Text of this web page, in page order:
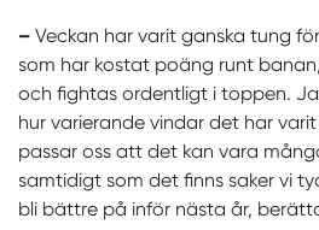
– Veckan har varit ganska tung
som har kostat poäng runt
och fightas ordentligt i toppen.
hur varierande vindar det har
passar oss att det kan vara
samtidigt som det finns saker vi
bli bättre på inför nästa år,